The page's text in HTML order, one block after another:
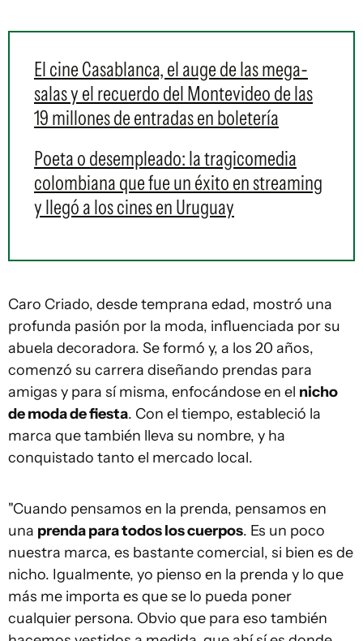
El cine Casablanca, el auge de las mega-
salas y el recuerdo del Montevideo de las
19 millones de entradas en boletería
Poeta o desempleado: la tragicomedia
colombiana que fue un éxito en streaming
y llegó a los cines en Uruguay
Caro Criado, desde temprana edad, mostró una
profunda pasión por la moda, influenciada por su
abuela decoradora. Se formó y, a los 20 años,
comenzó su carrera diseñando prendas para
amigas y para sí misma, enfocándose en el nicho
de moda de fiesta. Con el tiempo, estableció la
marca que también lleva su nombre, y ha
conquistado tanto el mercado local.
"Cuando pensamos en la prenda, pensamos en
una prenda para todos los cuerpos. Es un poco
nuestra marca, es bastante comercial, si bien es de
nicho. Igualmente, yo pienso en la prenda y lo que
más me importa es que se lo pueda poner
cualquier persona. Obvio que para eso también